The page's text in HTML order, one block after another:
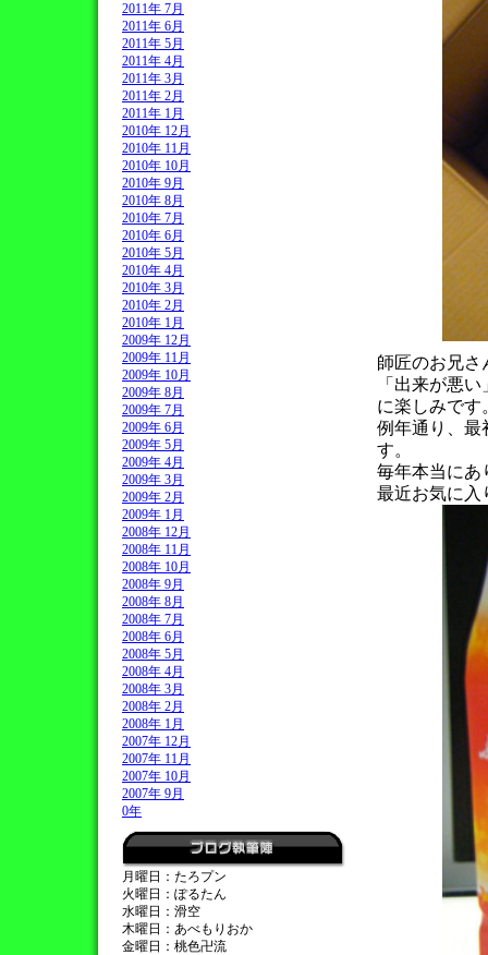
2011年 7月
2011年 6月
2011年 5月
2011年 4月
2011年 3月
2011年 2月
2011年 1月
2010年 12月
2010年 11月
2010年 10月
2010年 9月
2010年 8月
2010年 7月
2010年 6月
2010年 5月
2010年 4月
2010年 3月
2010年 2月
2010年 1月
2009年 12月
2009年 11月
2009年 10月
2009年 8月
2009年 7月
2009年 6月
2009年 5月
2009年 4月
2009年 3月
2009年 2月
2009年 1月
2008年 12月
2008年 11月
2008年 10月
2008年 9月
2008年 8月
2008年 7月
2008年 6月
2008年 5月
2008年 4月
2008年 3月
2008年 2月
2008年 1月
2007年 12月
2007年 11月
2007年 10月
2007年 9月
0年
月曜日：たろプン
火曜日：ぽるたん
水曜日：滑空
木曜日：あべもりおか
金曜日：桃色卍流
師匠のお兄さ
「出来が悪
に楽しみです
例年通り、最
す。
毎年本当にあ
最近お気に入